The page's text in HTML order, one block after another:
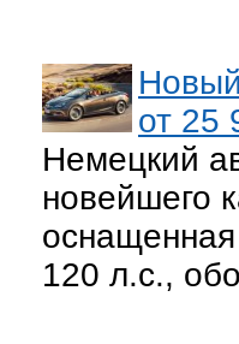
от 25
Немецкий
новейшего
120 л.с.,